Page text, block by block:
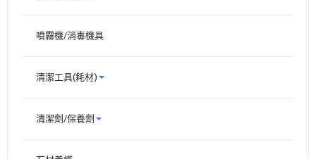
噴霧機/消毒機具
清潔工具(耗材)
清潔劑/保養劑